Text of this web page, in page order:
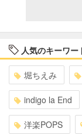
人気のキーワー
堀ちえみ
indigo la End
洋楽POPS